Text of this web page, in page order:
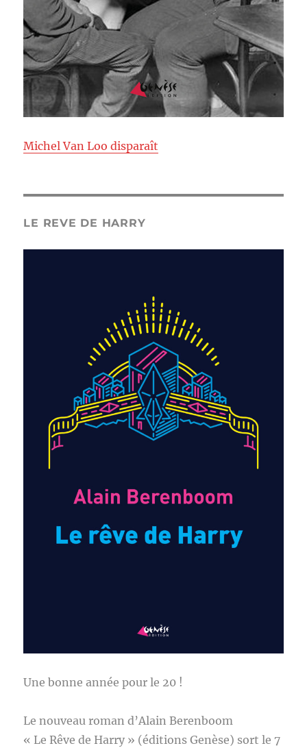
Michel Van Loo disparaît
LE REVE DE HARRY
Une bonne année pour le 20 !
Le nouveau roman d’Alain Berenboom
« Le Rêve de Harry » (éditions Genèse) sort le 7